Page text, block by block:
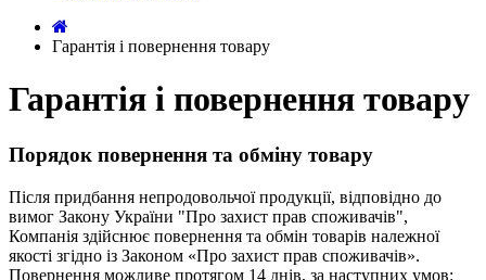
Гарантія і повернення товару
Гарантія і повернення товару
Порядок повернення та обміну товару
Після придбання непродовольчої продукції, відповідно до
вимог Закону України "Про захист прав споживачів",
Компанія здійснює повернення та обмін товарів належної
якості згідно із Законом «Про захист прав споживачів».
Повернення можливе протягом 14 днів, за наступних умов: